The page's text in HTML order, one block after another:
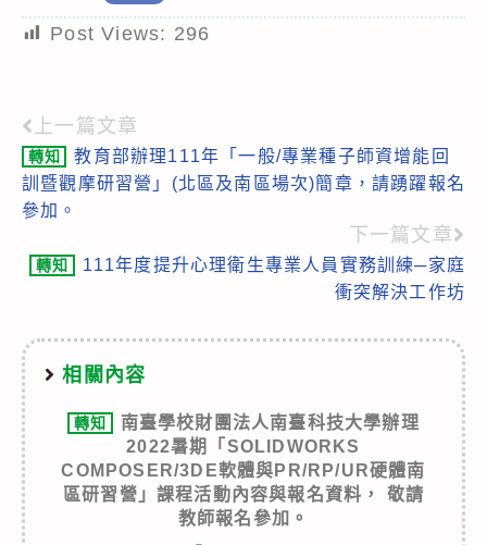
Post Views: 296
Read
more
articles
上一篇文章
轉知
教育部辦理111年「一般/專業種子師資增能回
訓暨觀摩研習營」(北區及南區場次)簡章，請踴躍報名
參加。
下一篇文章
轉知
111年度提升心理衛生專業人員實務訓練─家庭
衝突解決工作坊
相關內容
轉知
南臺學校財團法人南臺科技大學辦理
2022暑期「SOLIDWORKS
COMPOSER/3DE軟體與PR/RP/UR硬體南
區研習營」課程活動內容與報名資料， 敬請
教師報名參加。